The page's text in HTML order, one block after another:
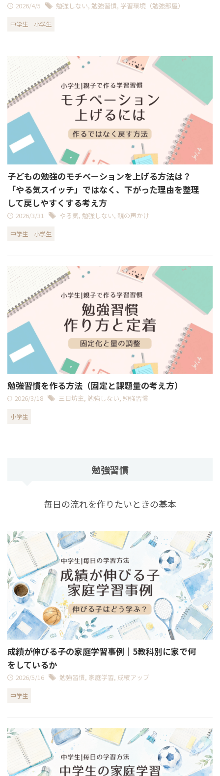
2026/4/5 勉強しない, 勉強習慣, 学習環境（勉強部屋）
中学生 小学生
子どもの勉強のモチベーションを上げる方法は？
「やる気スイッチ」ではなく、下がった理由を整理
して戻しやすくする考え方
2026/3/31 やる気, 勉強しない, 親の声かけ
中学生 小学生
勉強習慣を作る方法（固定と課題量の考え方）
2026/3/18 三日坊主, 勉強しない, 勉強習慣
小学生
勉強習慣
毎日の流れを作りたいときの基本
成績が伸びる子の家庭学習事例｜5教科別に家で何
をしているか
2026/5/16 勉強習慣, 家庭学習, 成績アップ
中学生